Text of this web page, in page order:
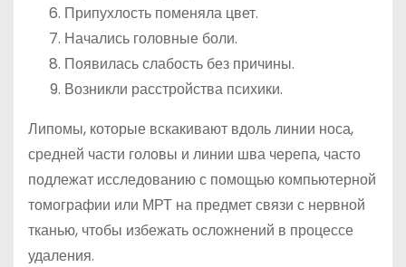
Припухлость поменяла цвет.
Начались головные боли.
Появилась слабость без причины.
Возникли расстройства психики.
Липомы, которые вскакивают вдоль линии носа,
средней части головы и линии шва черепа, часто
подлежат исследованию с помощью компьютерной
томографии или МРТ на предмет связи с нервной
тканью, чтобы избежать осложнений в процессе
удаления.